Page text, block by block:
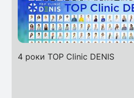
4 роки TOP Clinic DENIS